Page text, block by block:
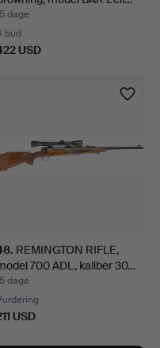
dage
bud
USD
. REMINGTON RIFLE,
700 ADL, kaliber 30…
dage
USD